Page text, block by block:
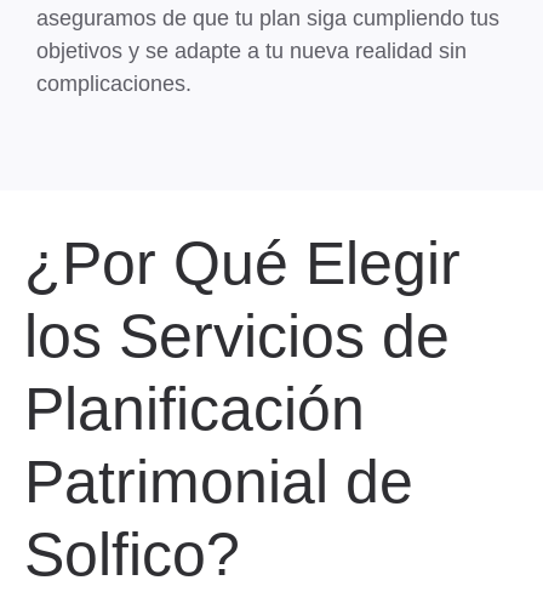
aseguramos de que tu plan siga cumpliendo tus
objetivos y se adapte a tu nueva realidad sin
complicaciones.
¿Por Qué Elegir
los Servicios de
Planificación
Patrimonial de
Solfico?